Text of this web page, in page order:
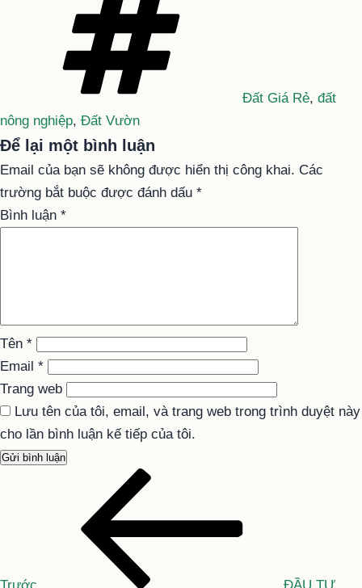
Đất Giá Rẻ, đất
nông nghiệp, Đất Vườn
Để lại một bình luận
Email của bạn sẽ không được hiển thị công khai. Các
trường bắt buộc được đánh dấu *
Bình luận *
Tên *
Email *
Trang web
Lưu tên của tôi, email, và trang web trong trình duyệt này
cho lần bình luận kế tiếp của tôi.